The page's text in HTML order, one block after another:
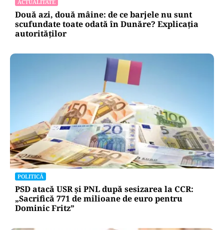
ACTUALITATE
Două azi, două mâine: de ce barjele nu sunt
scufundate toate odată în Dunăre? Explicația
autorităților
POLITICĂ
PSD atacă USR și PNL după sesizarea la CCR:
„Sacrifică 771 de milioane de euro pentru
Dominic Fritz”